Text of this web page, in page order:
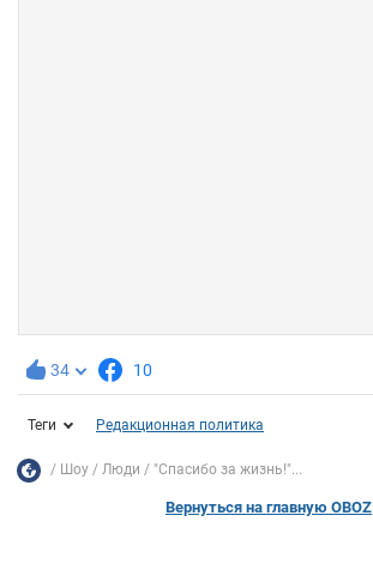
34 10
Теги Редакционная политика
Шоу Люди "Спасибо за жизнь!"...
Вернуться на главную OBOZ